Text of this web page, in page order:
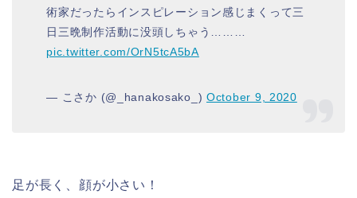
術家だったらインスピレーション感じまくって三
日三晩制作活動に没頭しちゃう………
pic.twitter.com/OrN5tcA5bA
— こさか (@_hanakosako_)October 9, 2020
足が長く、顔が小さい！